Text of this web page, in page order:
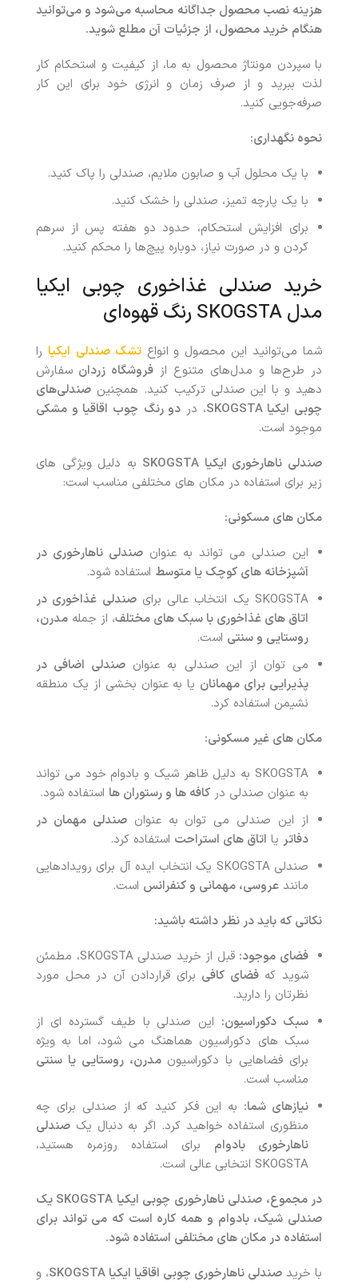
هزینه نصب محصول جداگانه محاسبه می‌شود و می‌توانید
هنگام خرید محصول، از جزئیات آن مطلع شوید.
با سپردن مونتاژ محصول به ما، از کیفیت و استحکام کار
لذت ببرید و از صرف زمان و انرژی خود برای این کار
صرفه‌جویی کنید.
نحوه نگهداری:
با یک محلول آب و صابون ملایم، صندلی را پاک کنید.
با یک پارچه تمیز، صندلی را خشک کنید.
برای افزایش استحکام، حدود دو هفته پس از سرهم
کردن و در صورت نیاز، دوباره پیچ‌ها را محکم کنید.
خرید صندلی غذاخوری چوبی ایکیا
مدل SKOGSTA رنگ قهوه‌ای
شما می‌توانید این محصول و انواعتشک صندلی ایکیا را
در طرح‌ها و مدل‌های متنوع از فروشگاه زردان سفارش
دهید و با این صندلی ترکیب کنید. همچنین صندلی‌های
چوبی ایکیا SKOGSTA ، در دو رنگ چوب اقاقیا و مشکی
موجود است.
صندلی ناهارخوری ایکیا SKOGSTA
به دلیل ویژگی های
زیر برای استفاده در مکان های مختلفی مناسب است:
مکان های مسکونی:
این صندلی می تواند به عنوان صندلی ناهارخوری در
آشپزخانه های کوچک یا متوسط استفاده شود.
SKOGSTA یک انتخاب عالی برای
صندلی غذاخوری در
اتاق های غذاخوری با سبک های مختلف، از جمله مدرن،
روستایی و سنتی است.
می توان از این صندلی به عنوان صندلی اضافی در
پذیرایی برای مهمانان یا به عنوان بخشی از یک منطقه
نشیمن استفاده کرد.
مکان های غیر مسکونی:
SKOGSTA به دلیل ظاهر شیک و بادوام خود می تواند
به عنوان صندلی در کافه ها و رستوران ها استفاده شود.
از این صندلی می توان به عنوانصندلی مهمان در
دفاتر یا اتاق های استراحت استفاده کرد.
صندلی SKOGSTA یک انتخاب ایده آل برای رویدادهایی
مانند عروسی، مهمانی و کنفرانس است.
نکاتی که باید در نظر داشته باشید:
فضای موجود:
قبل از خرید صندلی SKOGSTA، مطمئن
شوید کهفضای کافی برای قراردادن آن در محل مورد
نظرتان را دارید.
سبک دکوراسیون: این صندلی با طیف گسترده ای از
سبک های دکوراسیون هماهنگ می شود، اما به ویژه
برای فضاهایی با دکوراسیونمدرن، روستایی یا سنتی
مناسب است.
نیازهای شما: به این فکر کنید که از صندلی برای چه
منظوری استفاده خواهید کرد. اگر به دنبال یک صندلی
ناهارخوری بادوام برای استفاده روزمره هستید،
SKOGSTA انتخابی عالی است.
در مجموع، صندلی ناهارخوری چوبی ایکیا SKOGSTA یک
صندلی شیک، بادوام و همه کاره است که می تواند برای
استفاده در مکان های مختلفی استفاده شود.
با خرید صندلی ناهارخوری چوبی اقاقیا ایکیا SKOGSTA ، و